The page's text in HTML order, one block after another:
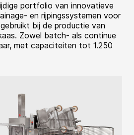
portfolio van innovatieve
en rijpingssystemen voor
bij de productie van
Zowel batch- als continue
met capaciteiten tot 1.250